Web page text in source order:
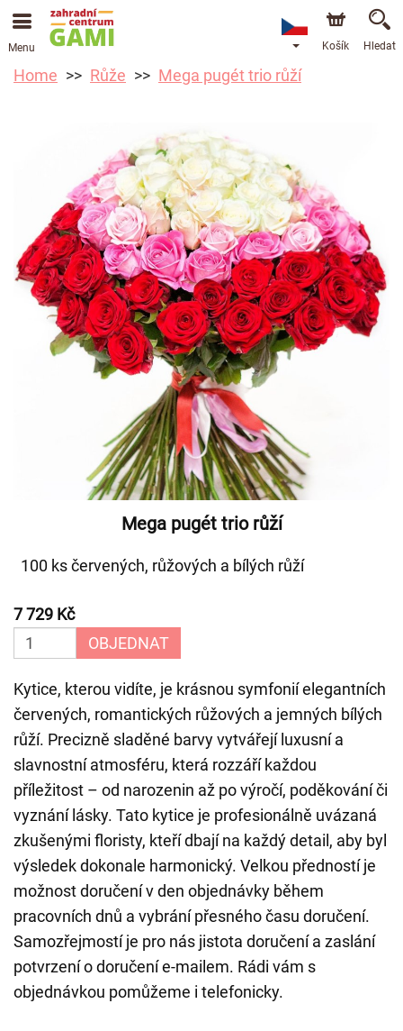
Menu Košík Hledat
Home Růže Mega pugét trio růží
Mega pugét trio růží
100 ks červených, růžových a bílých růží
7 729 Kč
OBJEDNAT
Kytice, kterou vidíte, je krásnou symfonií elegantních
červených, romantických růžových a jemných bílých
růží. Precizně sladěné barvy vytvářejí luxusní a
slavnostní atmosféru, která rozzáří každou
příležitost – od narozenin až po výročí, poděkování či
vyznání lásky. Tato kytice je profesionálně uvázaná
zkušenými floristy, kteří dbají na každý detail, aby byl
výsledek dokonale harmonický. Velkou předností je
možnost doručení v den objednávky během
pracovních dnů a vybrání přesného času doručení.
Samozřejmostí je pro nás jistota doručení a zaslání
potvrzení o doručení e-mailem. Rádi vám s
objednávkou pomůžeme i telefonicky.